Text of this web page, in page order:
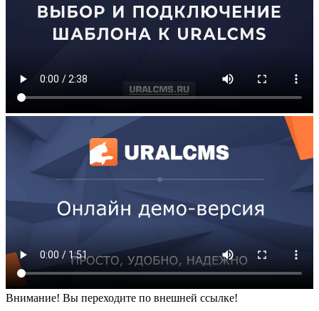
Внимание! Вы переходите по внешней ссылке!